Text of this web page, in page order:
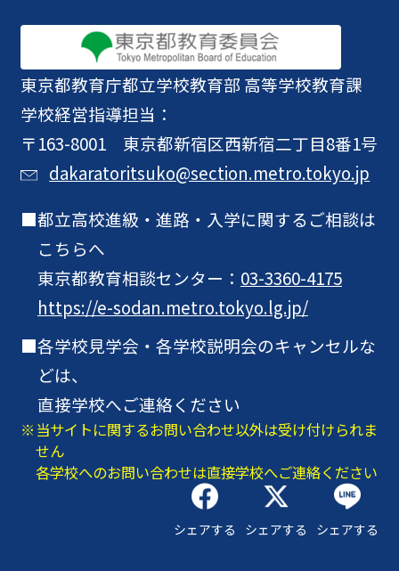
東京都教育庁都立学校教育部 高等学校教育課
学校経営指導担当：
〒163-8001 東京都新宿区西新宿二丁目8番1号
dakaratoritsuko@section.metro.tokyo.jp
都立高校進級・進路・入学に関するご相談は
こちらへ
東京都教育相談センター： 03-3360-4175
https://e-sodan.metro.tokyo.lg.jp/
各学校見学会・各学校説明会のキャンセルな
どは、
直接学校へご連絡ください
当サイトに関するお問い合わせ以外は受け付けられま
せん
各学校へのお問い合わせは直接学校へご連絡ください
シェアする シェアする シェアする